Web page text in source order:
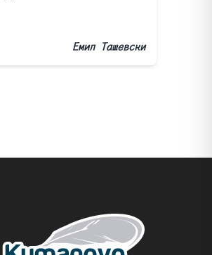
Емил Ташевски